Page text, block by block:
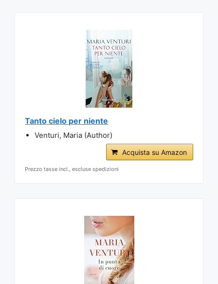
Tanto cielo per niente
Venturi, Maria (Author)
Acquista su Amazon
Prezzo tasse incl., escluse spedizioni